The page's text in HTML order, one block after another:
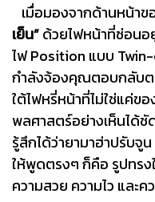
เมื่อมองจากด้านหน้าข
เย็น”ด้วยไฟหน้าที่ซ่อนอ
ไฟ Position แบบ Twin-
กำลังจ้องคุณตอบกลับต
ใต้ไฟหรี่หน้าที่ไม่ใช่แค่ข
พลศาสตร์อย่างเห็นได้
รู้สึกได้ว่ายามาฮ่าปรับจู
ให้พูดตรงๆ ก็คือ รูปทร
ความสวย ความไว และ